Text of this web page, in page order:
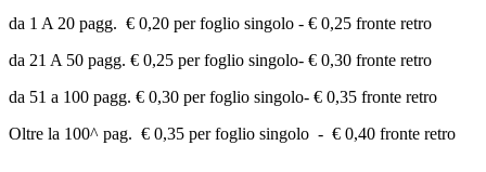
da 1 A 20 pagg. € 0,20 per foglio singolo - € 0,25 fronte retro
da 21 A 50 pagg. € 0,25 per foglio singolo- € 0,30 fronte retro
da 51 a 100 pagg. € 0,30 per foglio singolo- € 0,35 fronte retro
Oltre la 100^ pag. € 0,35 per foglio singolo - € 0,40 fronte retro